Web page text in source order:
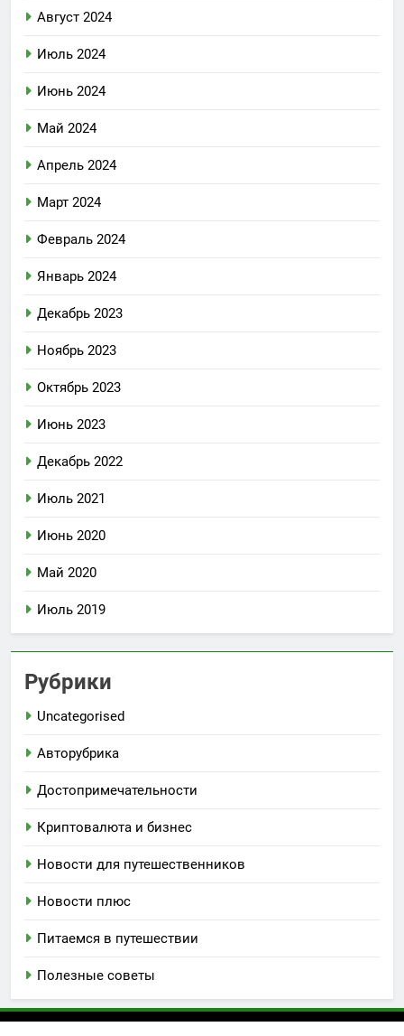
Август 2024
Июль 2024
Июнь 2024
Май 2024
Апрель 2024
Март 2024
Февраль 2024
Январь 2024
Декабрь 2023
Ноябрь 2023
Октябрь 2023
Июнь 2023
Декабрь 2022
Июль 2021
Июнь 2020
Май 2020
Июль 2019
Рубрики
Uncategorised
Авторубрика
Достопримечательности
Криптовалюта и бизнес
Новости для путешественников
Новости плюс
Питаемся в путешествии
Полезные советы